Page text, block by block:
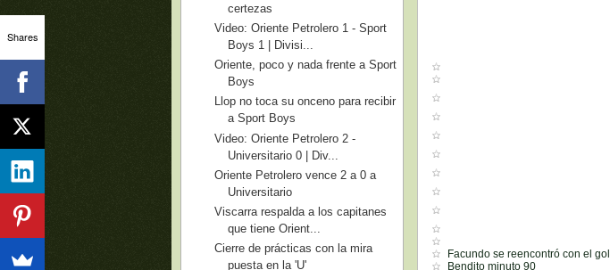
Facundo se reencontró con el gol
Bendito minuto 90
certezas
Video: Oriente Petrolero 1 - Sport
Boys 1 | Divisi...
Oriente, poco y nada frente a Sport
Boys
Llop no toca su onceno para recibir
a Sport Boys
Video: Oriente Petrolero 2 -
Universitario 0 | Div...
Oriente Petrolero vence 2 a 0 a
Universitario
Viscarra respalda a los capitanes
que tiene Orient...
Cierre de prácticas con la mira
puesta en la 'U'
Shares